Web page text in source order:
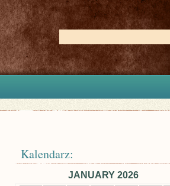
Kalendarz:
JANUARY 2026